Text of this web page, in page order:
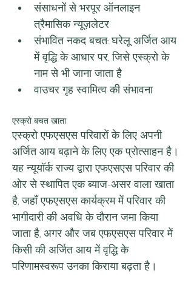
संसाधनों से भरपूर ऑनलाइन
त्रैमासिक न्यूज़लेटर
संभावित नकद बचत: घरेलू अर्जित आय
में वृद्धि के आधार पर, जिसे एस्क्रो के
नाम से भी जाना जाता है
वाउचर गृह स्वामित्व की संभावना
एस्क्रो बचत खाता
एस्क्रो एफएसएस परिवारों के लिए अपनी
अर्जित आय बढ़ाने के लिए एक प्रोत्साहन है।
यह न्यूयॉर्क राज्य द्वारा एफएसएस परिवार की
ओर से स्थापित एक ब्याज-असर वाला खाता
है, जहाँ एफएसएस कार्यक्रम में परिवार की
भागीदारी की अवधि के दौरान जमा किया
जाता है, अगर और जब एफएसएस परिवार में
किसी की अर्जित आय में वृद्धि के
परिणामस्वरूप उनका किराया बढ़ता है।